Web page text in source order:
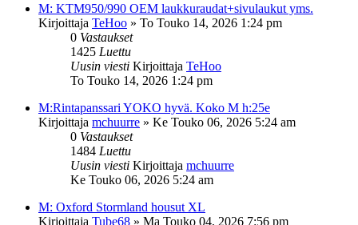
M: KTM950/990 OEM laukkuraudat+sivulaukut yms.
Kirjoittaja TeHoo » To Touko 14, 2026 1:24 pm
0 Vastaukset
1425 Luettu
Uusin viesti Kirjoittaja TeHoo
To Touko 14, 2026 1:24 pm
M:Rintapanssari YOKO hyvä. Koko M h:25e
Kirjoittaja mchuurre » Ke Touko 06, 2026 5:24 am
0 Vastaukset
1484 Luettu
Uusin viesti Kirjoittaja mchuurre
Ke Touko 06, 2026 5:24 am
M: Oxford Stormland housut XL
Kirjoittaja Tube68 » Ma Touko 04, 2026 7:56 pm